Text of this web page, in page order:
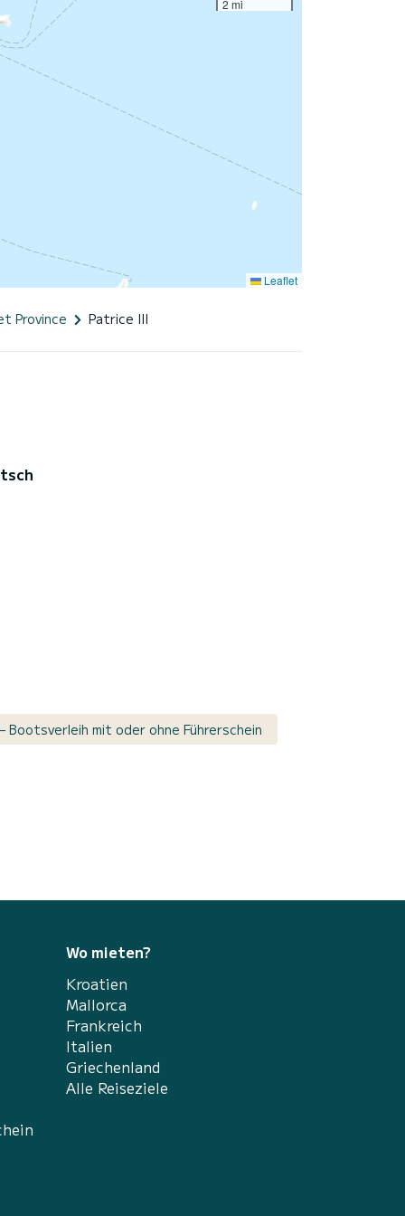
2 mi
Leaflet
Province Patrice III
Bootsverleih mit oder ohne Führerschein
Wo mieten?
Kroatien
Mallorca
Frankreich
Italien
Griechenland
Alle Reiseziele